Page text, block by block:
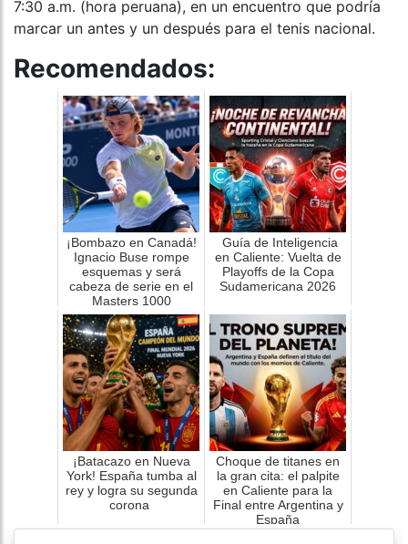
7:30 a.m. (hora peruana), en un encuentro que podría
marcar un antes y un después para el tenis nacional.
Recomendados:
¡Bombazo en Canadá!
Ignacio Buse rompe
esquemas y será
cabeza de serie en el
Masters 1000
Guía de Inteligencia
en Caliente: Vuelta de
Playoffs de la Copa
Sudamericana 2026
¡Batacazo en Nueva
York! España tumba al
rey y logra su segunda
corona
Choque de titanes en
la gran cita: el palpite
en Caliente para la
Final entre Argentina y
España